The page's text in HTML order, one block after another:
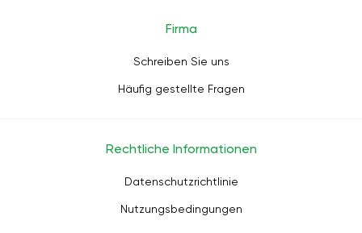
Firma
Schreiben Sie uns
Häufig gestellte Fragen
Rechtliche Informationen
Datenschutzrichtlinie
Nutzungsbedingungen